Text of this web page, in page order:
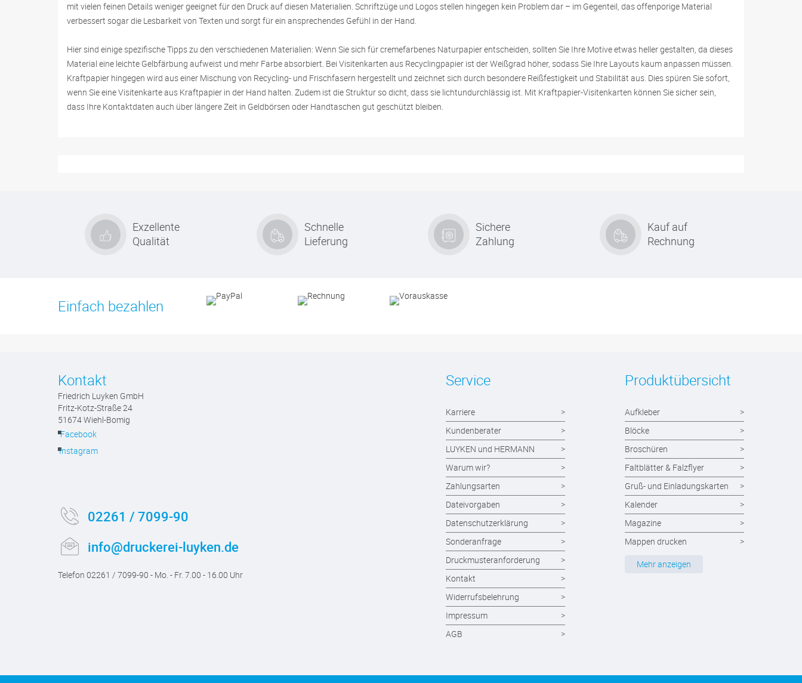
mit vielen feinen Details weniger geeignet für den Druck auf diesen Materialien. Schriftzüge und Logos stellen hingegen kein Problem dar – im Gegenteil, das offenporige Material
verbessert sogar die Lesbarkeit von Texten und sorgt für ein ansprechendes Gefühl in der Hand.
Hier sind einige spezifische Tipps zu den verschiedenen Materialien: Wenn Sie sich für cremefarbenes Naturpapier entscheiden, sollten Sie Ihre Motive etwas heller gestalten, da dieses
Material eine leichte Gelbfärbung aufweist und mehr Farbe absorbiert. Bei Visitenkarten aus Recyclingpapier ist der Weißgrad höher, sodass Sie Ihre Layouts kaum anpassen müssen.
Kraftpapier hingegen wird aus einer Mischung von Recycling- und Frischfasern hergestellt und zeichnet sich durch besondere Reißfestigkeit und Stabilität aus. Dies spüren Sie sofort,
wenn Sie eine Visitenkarte aus Kraftpapier in der Hand halten. Zudem ist die Struktur so dicht, dass sie lichtundurchlässig ist. Mit Kraftpapier-Visitenkarten können Sie sicher sein,
dass Ihre Kontaktdaten auch über längere Zeit in Geldbörsen oder Handtaschen gut geschützt bleiben.
Exzellente
Qualität
Schnelle
Lieferung
Sichere
Zahlung
Kauf auf
Rechnung
Einfach bezahlen
Kontakt
Friedrich Luyken GmbH
Fritz-Kotz-Straße 24
51674 Wiehl-Bomig
Facebook
Instagram
02261 / 7099-90
info@druckerei-luyken.de
Telefon 02261 / 7099-90 - Mo. - Fr. 7.00 - 16.00 Uhr
Produktübersicht
Aufkleber
Blöcke
Broschüren
Faltblätter & Falzflyer
Gruß- und Einladungskarten
Kalender
Magazine
Mappen drucken
Notizblöcke
Mehr anzeigen
Service
Karriere
Kundenberater
LUYKEN und HERMANN
Warum wir?
Zahlungsarten
Dateivorgaben
Datenschutzerklärung
Sonderanfrage
Druckmusteranforderung
Kontakt
Widerrufsbelehrung
Impressum
AGB